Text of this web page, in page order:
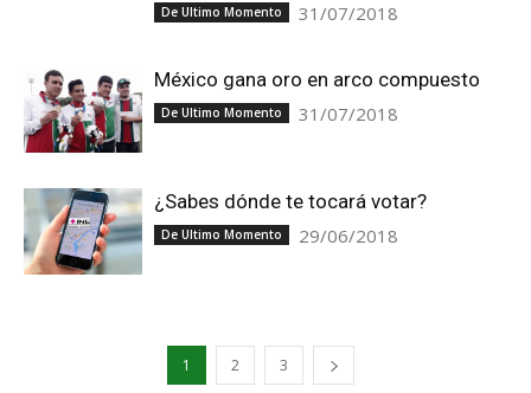
De Ultimo Momento 31/07/2018
México gana oro en arco compuesto
De Ultimo Momento 31/07/2018
¿Sabes dónde te tocará votar?
De Ultimo Momento 29/06/2018
1 2 3